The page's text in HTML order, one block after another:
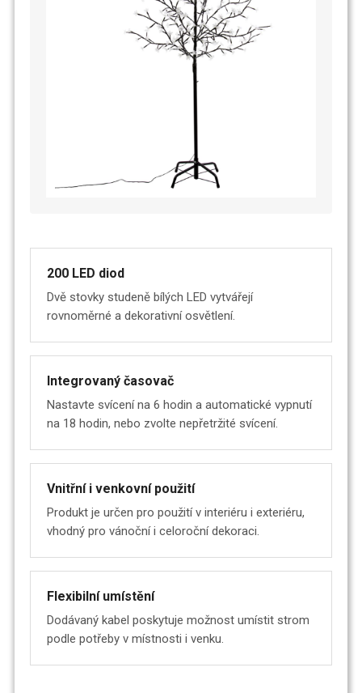
200 LED diod
Dvě stovky studeně bílých LED vytvářejí
rovnoměrné a dekorativní osvětlení.
Integrovaný časovač
Nastavte svícení na 6 hodin a automatické vypnutí
na 18 hodin, nebo zvolte nepřetržité svícení.
Vnitřní i venkovní použití
Produkt je určen pro použití v interiéru i exteriéru,
vhodný pro vánoční i celoroční dekoraci.
Flexibilní umístění
Dodávaný kabel poskytuje možnost umístit strom
podle potřeby v místnosti i venku.